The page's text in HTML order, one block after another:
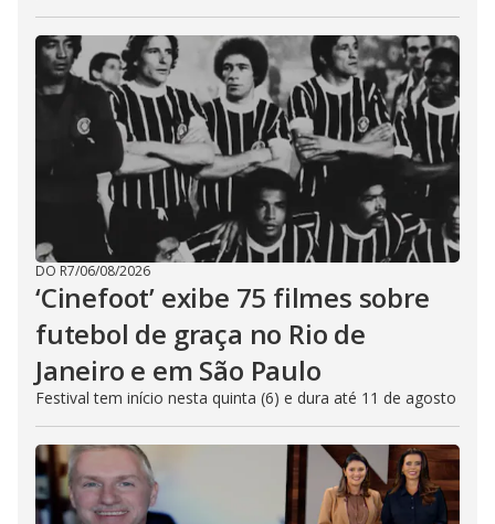
DO R7/06/08/2026
‘Cinefoot’ exibe 75 filmes sobre
futebol de graça no Rio de
Janeiro e em São Paulo
Festival tem início nesta quinta (6) e dura até 11 de agosto